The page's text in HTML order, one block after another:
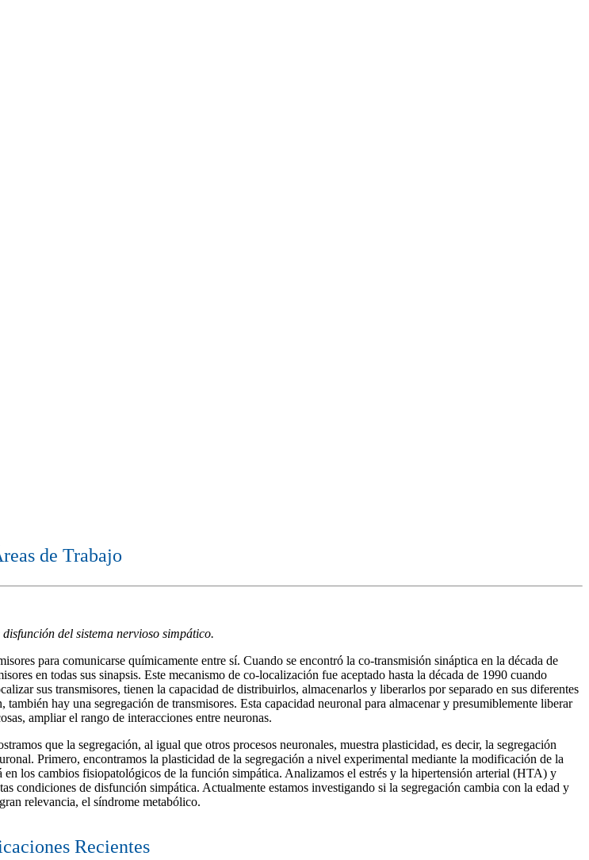
de Trabajo
del sistema nervioso simpático.
para comunicarse químicamente entre sí. Cuando se encontró la co-transmisión sináptica en la década de
en todas sus sinapsis. Este mecanismo de co-localización fue aceptado hasta la década de 1990 cuando
sus transmisores, tienen la capacidad de distribuirlos, almacenarlos y liberarlos por separado en sus diferentes
hay una segregación de transmisores. Esta capacidad neuronal para almacenar y presumiblemente liberar
ampliar el rango de interacciones entre neuronas.
que la segregación, al igual que otros procesos neuronales, muestra plasticidad, es decir, la segregación
Primero, encontramos la plasticidad de la segregación a nivel experimental mediante la modificación de la
los cambios fisiopatológicos de la función simpática. Analizamos el estrés y la hipertensión arterial (HTA) y
condiciones de disfunción simpática. Actualmente estamos investigando si la segregación cambia con la edad y
relevancia, el síndrome metabólico.
Recientes